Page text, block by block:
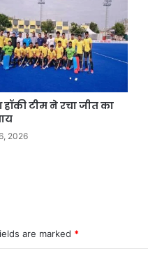
हॉकी टीम ने रचा जीत का
2026
are marked *